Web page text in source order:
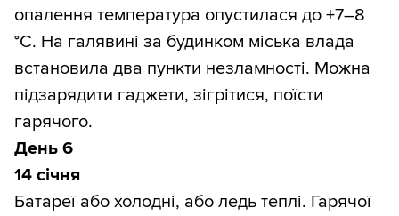
опалення температура опустилася до +7–8
°С. На галявині за будинком міська влада
встановила два пункти незламності. Можна
підзарядити гаджети, зігрітися, поїсти
гарячого.
День 6
14 січня
Батареї або холодні, або ледь теплі. Гарячої